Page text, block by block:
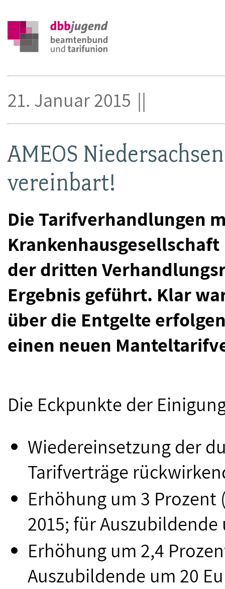
AMEOS
vereinbart!
Die Tarifverhandlungen
der dritten
Ergebnis geführt. Klar
über die Entgelte
einen neuen
21. Januar 2015
Die Eckpunkte der
Wiedereinsetzung der
Tarifverträge
Erhöhung um 3 Prozent
2015; für Auszubildende
Erhöhung um 2,4
Auszubildende um 20